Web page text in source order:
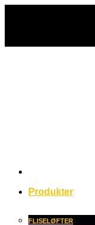
Produkter
FLISELØFTER